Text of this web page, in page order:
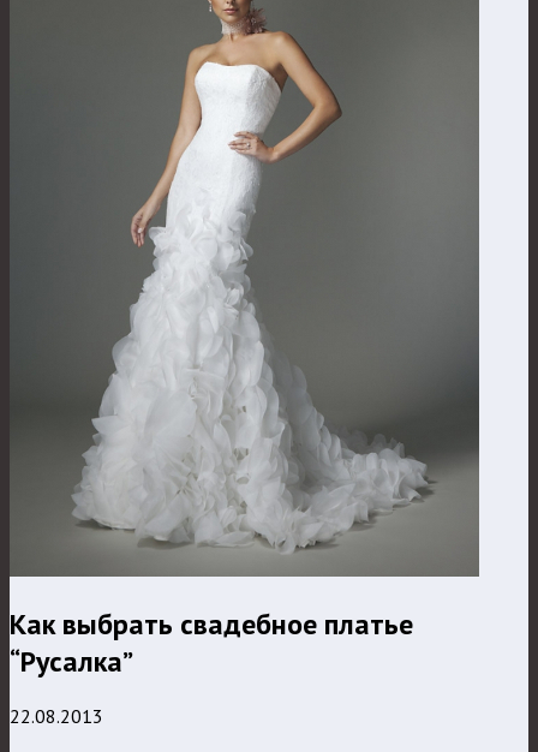
Как выбрать свадебное платье
“Русалка”
22.08.2013